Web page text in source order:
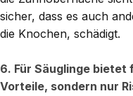
sicher, dass es auch
die Knochen, schädigt.
6. Für Säuglinge
Vorteile, sondern nur